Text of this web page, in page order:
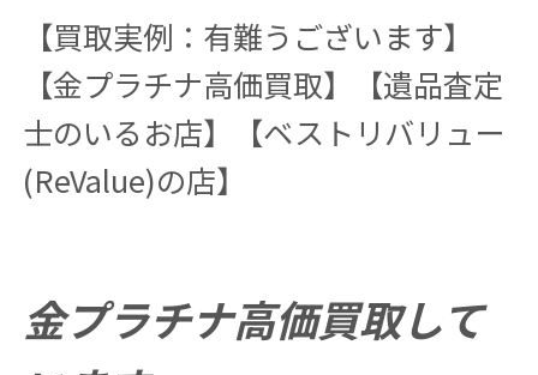
【買取実例：有難うございます】
【金プラチナ高価買取】【遺品査定
士のいるお店】【ベストリバリュー
(ReValue)の店】
金プラチナ高価買取して